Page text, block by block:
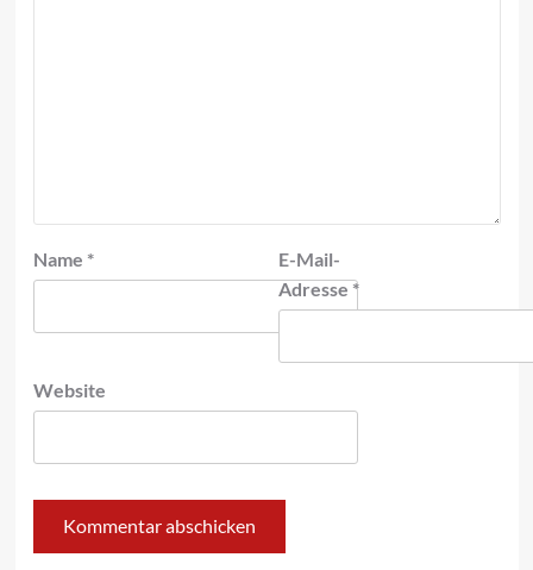
Name *
E-Mail-
Adresse*
Website